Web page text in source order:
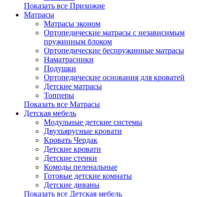
Показать все Прихожие
Матрасы
Матрасы эконом
Ортопедические матрасы с независимым
пружинным блоком
Ортопедические беспружинные матрасы
Наматрасники
Подушки
Ортопедические основания для кроватей
Детские матрасы
Топперы
Показать все Матрасы
Детская мебель
Модульные детские системы
Двухъярусные кровати
Кровать Чердак
Детские кровати
Детские стенки
Комоды пеленальные
Готовые детские комнаты
Детские диваны
Показать все Детская мебель